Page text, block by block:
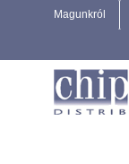
Magunkról